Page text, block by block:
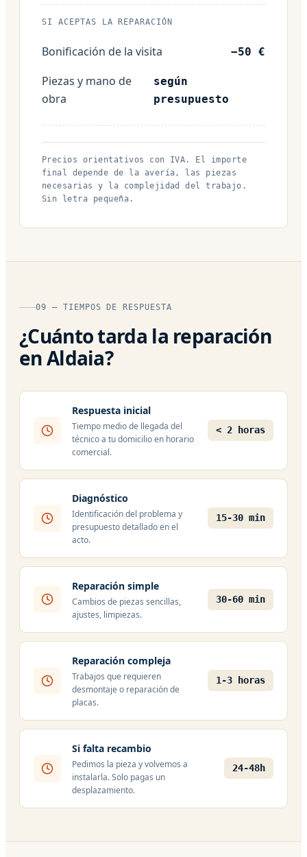
SI ACEPTAS LA REPARACIÓN
Bonificación de la visita −50 €
Piezas y mano de
obra
según
presupuesto
Precios orientativos con IVA. El importe
final depende de la avería, las piezas
necesarias y la complejidad del trabajo.
Sin letra pequeña.
09 — TIEMPOS DE RESPUESTA
¿Cuánto tarda la reparación
en Aldaia?
Respuesta inicial
Tiempo medio de llegada del
técnico a tu domicilio en horario
comercial.
< 2 horas
Diagnóstico
Identificación del problema y
presupuesto detallado en el
acto.
15-30 min
Reparación simple
Cambios de piezas sencillas,
ajustes, limpiezas.
30-60 min
Reparación compleja
Trabajos que requieren
desmontaje o reparación de
placas.
1-3 horas
Si falta recambio
Pedimos la pieza y volvemos a
instalarla. Solo pagas un
desplazamiento.
24-48h